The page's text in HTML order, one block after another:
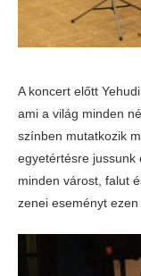
A koncert előtt
ami a világ minden
színben mutatkozik
egyetértésre
minden várost, falut
zenei eseményt ezen